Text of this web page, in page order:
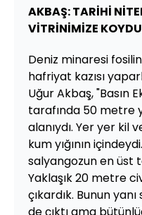
AKBAŞ: TARİHİ
VİTRİNİMİZE
Deniz minaresi
hafriyat kazısı
Uğur Akbaş, "Basın
tarafında 50 metre
alanıydı. Yer yer kil
kum yığının
salyangozun en üst
Yaklaşık 20 metre
çıkardık. Bunun
de çıktı ama